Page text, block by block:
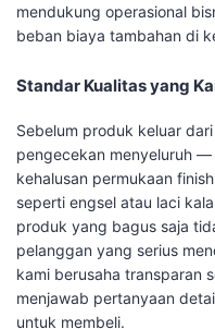
mendukung operasional
beban biaya tambahan di
Standar Kualitas yang
Sebelum produk keluar
pengecekan menyeluruh
kehalusan permukaan
seperti engsel atau laci
produk yang bagus saja
pelanggan yang serius
kami berusaha transparan
menjawab pertanyaan
untuk membeli.